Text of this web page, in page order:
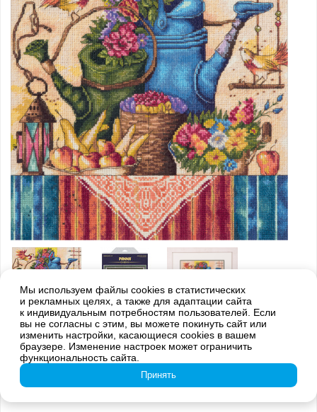
Внимание! Оттенки цветов готовой вышивки могут отличаться от
изображения на обложке из-за погрешностей цветопередачи
N-1995 Натюрморт с лейками
Мы используем файлы cookies в статистических
и рекламных целях, а также для адаптации сайта
к индивидуальным потребностям пользователей. Если
вы не согласны с этим, вы можете покинуть сайт или
изменить настройки, касающиеся cookies в вашем
браузере. Изменение настроек может ограничить
функциональность сайта.
Принять